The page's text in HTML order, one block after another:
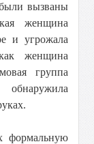
вызваны
женщина
и угрожала
женщина
группа
формальную